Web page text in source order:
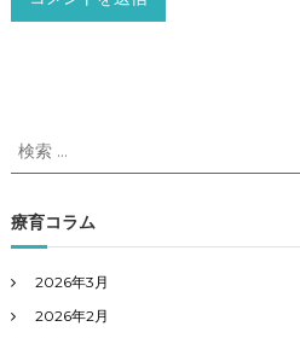
検
索
象
:
療育コラム
2026年3月
2026年2月